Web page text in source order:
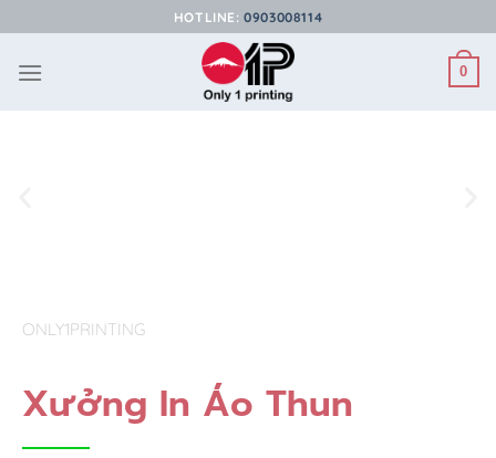
HOTLINE:0903008114
0
ONLY1PRINTING
Xưởng In Áo Thun